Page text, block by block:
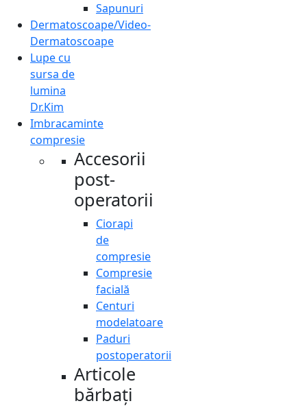
Sapunuri
Dermatoscoape/Video-
Dermatoscoape
Lupe cu
sursa de
lumina
Dr.Kim
Imbracaminte
compresie
Accesorii
post-
operatorii
Ciorapi
de
compresie
Compresie
facială
Centuri
modelatoare
Paduri
postoperatorii
Articole
bărbați